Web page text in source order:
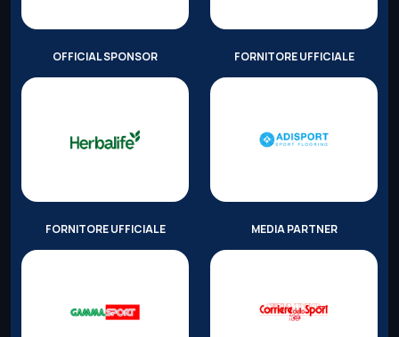
OFFICIAL SPONSOR FORNITORE UFFICIALE
FORNITORE UFFICIALE MEDIA PARTNER